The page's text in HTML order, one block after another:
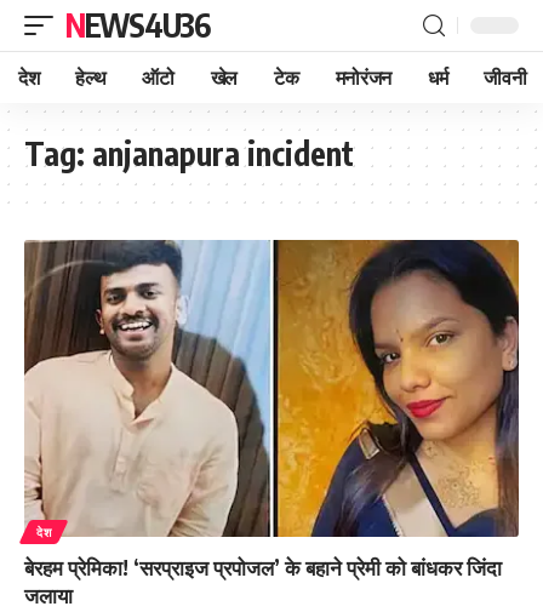
NEWS4U36
देश हेल्थ ऑटो खेल टेक मनोरंजन धर्म जीवनी
Tag: anjanapura incident
देश
बेरहम प्रेमिका! ‘सरप्राइज प्रपोजल’ के बहाने प्रेमी को बांधकर जिंदा
जलाया